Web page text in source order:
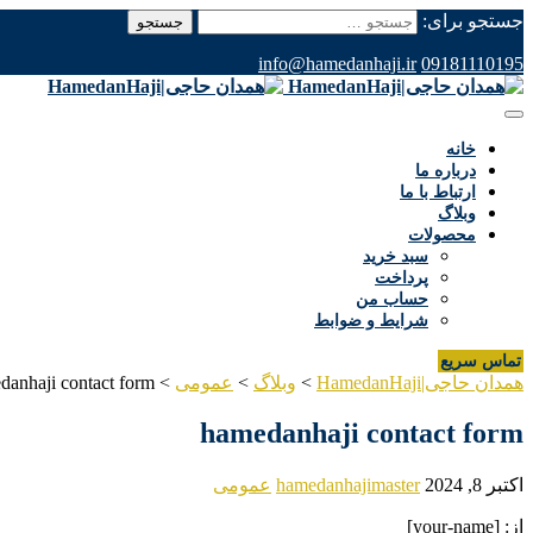
جستجو برای:
09181110195
info@hamedanhaji.ir
خانه
درباره ما
ارتباط با ما
وبلاگ
محصولات
سبد خرید
پرداخت
حساب من
شرایط و ضوابط
تماس سریع
همدان حاجی|HamedanHaji > وبلاگ > عمومی >
contact form
hamedanhaji contact form
اکتبر 8, 2024 hamedanhajimaster عمومی
از: [your-name]